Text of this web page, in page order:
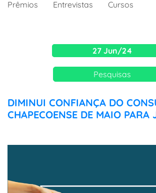
Prêmios
Entrevistas Cursos
27 Jun/24
Pesquisas
DIMINUI CONFIANÇA DO
CHAPECOENSE DE MAIO PARA